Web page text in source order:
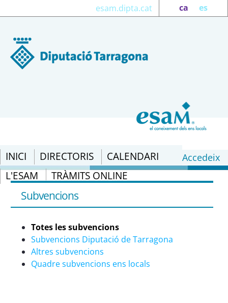
ca es
esam.dipta.cat
INICI DIRECTORIS
CALENDARI
L'ESAM
TRÀMITS ONLINE
Accedeix
Totes les subvencions - eSAM
Subvencions
Totes les subvencions
Subvencions Diputació de Tarragona
Altres subvencions
Quadre subvencions ens locals